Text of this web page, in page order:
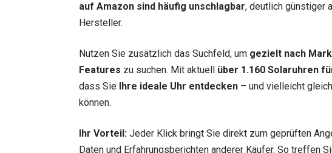
auf Amazon sind häufig unschlagbar, deutlich günstiger
Hersteller.
Nutzen Sie zusätzlich das Suchfeld, um gezielt nach
Features zu suchen. Mit aktuell über 1.160 Solaruhren
dass Sie Ihre ideale Uhr entdecken – und vielleicht
können.
Ihr Vorteil: Jeder Klick bringt Sie direkt zum geprüften
Daten und Erfahrungsberichten anderer Käufer. So treffen